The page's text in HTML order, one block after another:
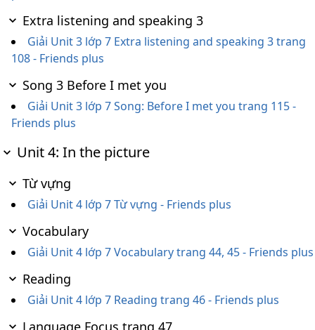
Extra listening and speaking 3
Giải Unit 3 lớp 7 Extra listening and speaking 3 trang
108 - Friends plus
Song 3 Before I met you
Giải Unit 3 lớp 7 Song: Before I met you trang 115 -
Friends plus
Unit 4: In the picture
Từ vựng
Giải Unit 4 lớp 7 Từ vựng - Friends plus
Vocabulary
Giải Unit 4 lớp 7 Vocabulary trang 44, 45 - Friends plus
Reading
Giải Unit 4 lớp 7 Reading trang 46 - Friends plus
Language Focus trang 47